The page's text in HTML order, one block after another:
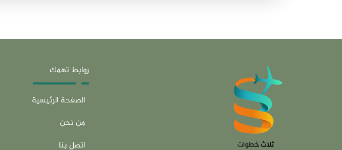
روابط تهمك
الصفحة الرئيسية
من نحن
اتصل بنا